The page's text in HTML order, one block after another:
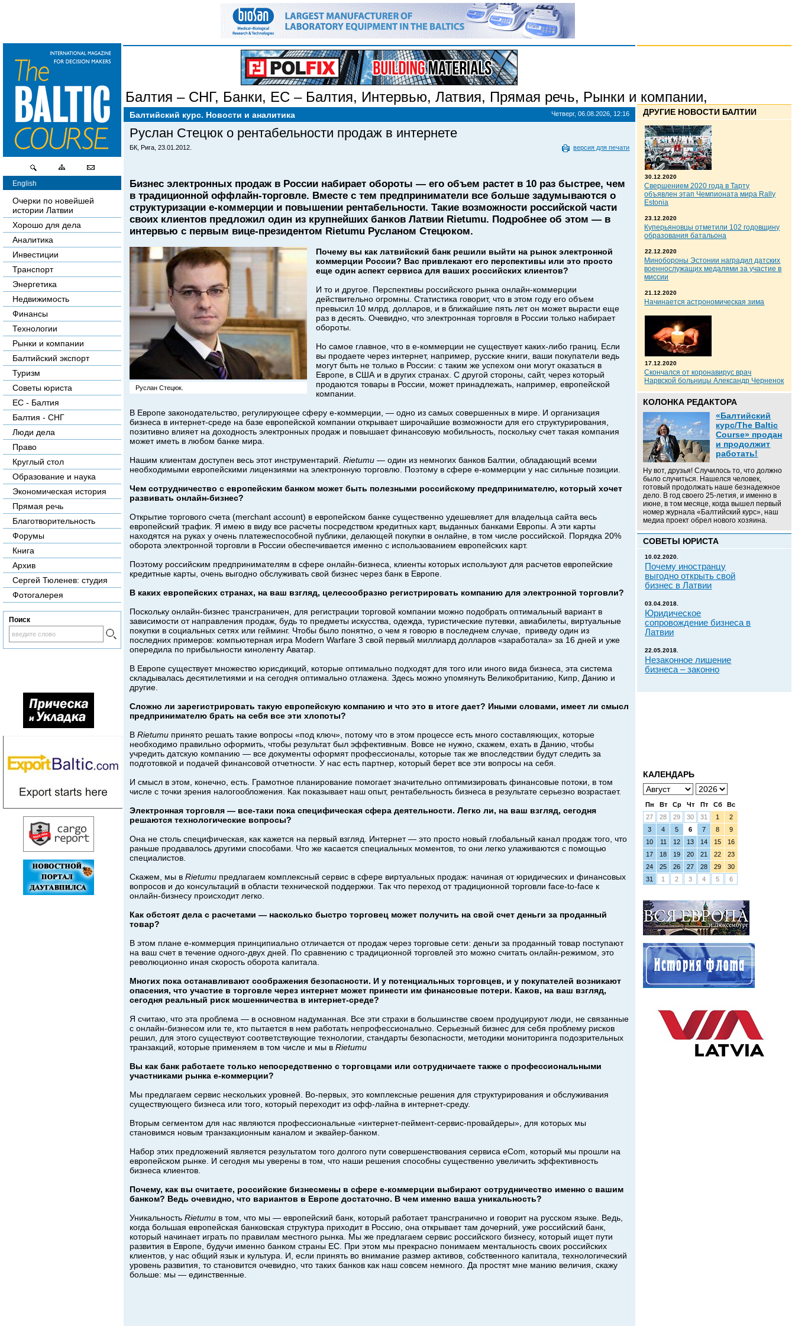
Балтия – СНГ, Банки, ЕС – Балтия, Интервью, Латвия, Прямая речь, Рынки и компании,
Технологии,Торговля,Финансы
Балтийский курс. Новости и аналитика Четверг, 06.08.2026, 12:16
Руслан Стецюк о рентабельности продаж в интернете
БК, Рига, 23.01.2012. версия для печати
Бизнес электронных продаж в России набирает обороты — его объем растет в 10 раз быстрее, чем
в традиционной оффлайн-торговле. Вместе с тем предприниматели все больше задумываются о
структуризации е-коммерции и повышении рентабельности. Такие возможности российской части
своих клиентов предложил один из крупнейших банков Латвии Rietumu. Подробнее об этом — в
интервью с первым вице-президентом Rietumu Русланом Стецюком.
Руслан Стецюк.
Почему вы как латвийский банк решили выйти на рынок электронной
коммерции России? Вас привлекают его перспективы или это просто
еще один аспект сервиса для ваших российских клиентов?
И то и другое. Перспективы российского рынка онлайн-коммерции
действительно огромны. Статистика говорит, что в этом году его объем
превысил 10 млрд. долларов, и в ближайшие пять лет он может вырасти еще
раз в десять. Очевидно, что электронная торговля в России только набирает
обороты.
Но самое главное, что в е-коммерции не существует каких-либо границ. Если
вы продаете через интернет, например, русские книги, ваши покупатели ведь
могут быть не только в России: с таким же успехом они могут оказаться в
Европе, в США и в других странах. С другой стороны, сайт, через который
продаются товары в России, может принадлежать, например, европейской
компании.
В Европе законодательство, регулирующее сферу е-коммерции, — одно из самых совершенных в мире. И организация
бизнеса в интернет-среде на базе европейской компании открывает широчайшие возможности для его структурирования,
позитивно влияет на доходность электронных продаж и повышает финансовую мобильность, поскольку счет такая компания
может иметь в любом банке мира.
Нашим клиентам доступен весь этот инструментарий. Rietumu — один из немногих банков Балтии, обладающий всеми
необходимыми европейскими лицензиями на электронную торговлю. Поэтому в сфере е-коммерции у нас сильные позиции.
Чем сотрудничество с европейским банком может быть полезными российскому предпринимателю, который хочет
развивать онлайн-бизнес?
Открытие торгового счета (merchant account) в европейском банке существенно удешевляет для владельца сайта весь
европейский трафик. Я имею в виду все расчеты посредством кредитных карт, выданных банками Европы. А эти карты
находятся на руках у очень платежеспособной публики, делающей покупки в онлайне, в том числе российской. Порядка 20%
оборота электронной торговли в России обеспечивается именно с использованием европейских карт.
Поэтому российским предпринимателям в сфере онлайн-бизнеса, клиенты которых используют для расчетов европейские
кредитные карты, очень выгодно обслуживать свой бизнес через банк в Европе.
В каких европейских странах, на ваш взгляд, целесообразно регистрировать компанию для электронной торговли?
Поскольку онлайн-бизнес трансграничен, для регистрации торговой компании можно подобрать оптимальный вариант в
зависимости от направления продаж, будь то предметы искусства, одежда, туристические путевки, авиабилеты, виртуальные
покупки в социальных сетях или гейминг. Чтобы было понятно, о чем я говорю в последнем случае, приведу один из
последних примеров: компьютерная игра Modern Warfare 3 свой первый миллиард долларов «заработала» за 16 дней и уже
опередила по прибыльности киноленту Аватар.
В Европе существует множество юрисдикций, которые оптимально подходят для того или иного вида бизнеса, эта система
складывалась десятилетиями и на сегодня оптимально отлажена. Здесь можно упомянуть Великобританию, Кипр, Данию и
другие.
Сложно ли зарегистрировать такую европейскую компанию и что это в итоге дает? Иными словами, имеет ли смысл
предпринимателю брать на себя все эти хлопоты?
В Rietumu принято решать такие вопросы «под ключ», потому что в этом процессе есть много составляющих, которые
необходимо правильно оформить, чтобы результат был эффективным. Вовсе не нужно, скажем, ехать в Данию, чтобы
учредить датскую компанию — все документы оформят профессионалы, которые так же впоследствии будут следить за
подготовкой и подачей финансовой отчетности. У нас есть партнер, который берет все эти вопросы на себя.
И смысл в этом, конечно, есть. Грамотное планирование помогает значительно оптимизировать финансовые потоки, в том
числе с точки зрения налогообложения. Как показывает наш опыт, рентабельность бизнеса в результате серьезно возрастает.
Электронная торговля — все-таки пока специфическая сфера деятельности. Легко ли, на ваш взгляд, сегодня
решаются технологические вопросы?
Она не столь специфическая, как кажется на первый взгляд. Интернет — это просто новый глобальный канал продаж того, что
раньше продавалось другими способами. Что же касается специальных моментов, то они легко улаживаются с помощью
специалистов.
Скажем, мы в Rietumu предлагаем комплексный сервис в сфере виртуальных продаж: начиная от юридических и финансовых
вопросов и до консультаций в области технической поддержки. Так что переход от традиционной торговли face-to-face к
онлайн-бизнесу происходит легко.
Как обстоят дела с расчетами — насколько быстро торговец может получить на свой счет деньги за проданный
товар?
В этом плане е-коммерция принципиально отличается от продаж через торговые сети: деньги за проданный товар поступают
на ваш счет в течение одного-двух дней. По сравнению с традиционной торговлей это можно считать онлайн-режимом, это
революционно иная скорость оборота капитала.
Многих пока останавливают соображения безопасности. И у потенциальных торговцев, и у покупателей возникают
опасения, что участие в торговле через интернет может принести им финансовые потери. Каков, на ваш взгляд,
сегодня реальный риск мошенничества в интернет-среде?
Я считаю, что эта проблема — в основном надуманная. Все эти страхи в большинстве своем продуцируют люди, не связанные
с онлайн-бизнесом или те, кто пытается в нем работать непрофессионально. Серьезный бизнес для себя проблему рисков
решил, для этого существуют соответствующие технологии, стандарты безопасности, методики мониторинга подозрительных
транзакций, которые применяем в том числе и мы в Rietumu
Вы как банк работаете только непосредственно с торговцами или сотрудничаете также с профессиональными
участниками рынка е-коммерции?
Мы предлагаем сервис нескольких уровней. Во-первых, это комплексные решения для структурирования и обслуживания
существующего бизнеса или того, который переходит из офф-лайна в интернет-среду.
Вторым сегментом для нас являются профессиональные «интернет-пеймент-сервис-провайдеры», для которых мы
становимся новым транзакционным каналом и эквайер-банком.
Набор этих предложений является результатом того долгого пути совершенствования сервиса eCom, который мы прошли на
европейском рынке. И сегодня мы уверены в том, что наши решения способны существенно увеличить эффективность
бизнеса клиентов.
Почему, как вы считаете, российские бизнесмены в сфере е-коммерции выбирают сотрудничество именно с вашим
банком? Ведь очевидно, что вариантов в Европе достаточно. В чем именно ваша уникальность?
Уникальность Rietumu в том, что мы — европейский банк, который работает трансгранично и говорит на русском языке. Ведь,
когда большая европейская банковская структура приходит в Россию, она открывает там дочерний, уже российский банк,
который начинает играть по правилам местного рынка. Мы же предлагаем сервис российского бизнесу, который ищет пути
развития в Европе, будучи именно банком страны ЕС. При этом мы прекрасно понимаем ментальность своих российских
клиентов, у нас общий язык и культура. И, если принять во внимание размер активов, собственного капитала, технологический
уровень развития, то становится очевидно, что таких банков как наш совсем немного. Да простят мне манию величия, скажу
больше: мы — единственные.
English
Очерки по новейшей
истории Латвии
Хорошо для дела
Аналитика
Инвестиции
Транспорт
Энергетика
Недвижимость
Финансы
Технологии
Рынки и компании
Балтийский экспорт
Туризм
Советы юриста
ЕС - Балтия
Балтия - СНГ
Люди дела
Право
Круглый стол
Образование и наука
Экономическая история
Прямая речь
Благотворительность
Форумы
Книга
Архив
Сергей Тюленев: студия
Фотогалерея
Поиск
ДРУГИЕ НОВОСТИ БАЛТИИ
30.12.2020
Свершением 2020 года в Тарту
объявлен этап Чемпионата мира Rally
Estonia
23.12.2020
Куперьяновцы отметили 102 годовщину
образования батальона
22.12.2020
Минобороны Эстонии наградил датских
военнослужащих медалями за участие в
миссии
21.12.2020
Начинается астрономическая зима
17.12.2020
Скончался от коронавирус врач
Нарвской больницы Александр Черненок
КОЛОНКА РЕДАКТОРА
«Балтийский
курс/The Baltic
Course» продан
и продолжит
работать!
Ну вот, друзья! Случилось то, что должно
было случиться. Нашелся человек,
готовый продолжать наше безнадежное
дело. В год своего 25-летия, и именно в
июне, в том месяце, когда вышел первый
номер журнала «Балтийский курс», наш
медиа проект обрел нового хозяина.
СОВЕТЫ ЮРИСТА
10.02.2020.
Почему иностранцу
выгодно открыть свой
бизнес в Латвии
03.04.2018.
Юридическое
сопровождение бизнеса в
Латвии
22.05.2018.
Незаконное лишение
бизнеса – законно
КАЛЕНДАРЬ
Пн Вт Ср Чт Пт Сб
Вс
27
28 29 30 31 1
2
3
4 5 6 7 8
9
10
11 12 13 14 15
16
17
18 19 20 21 22
23
24
25 26 27 28 29
30
31
1 2 3 4 5 6